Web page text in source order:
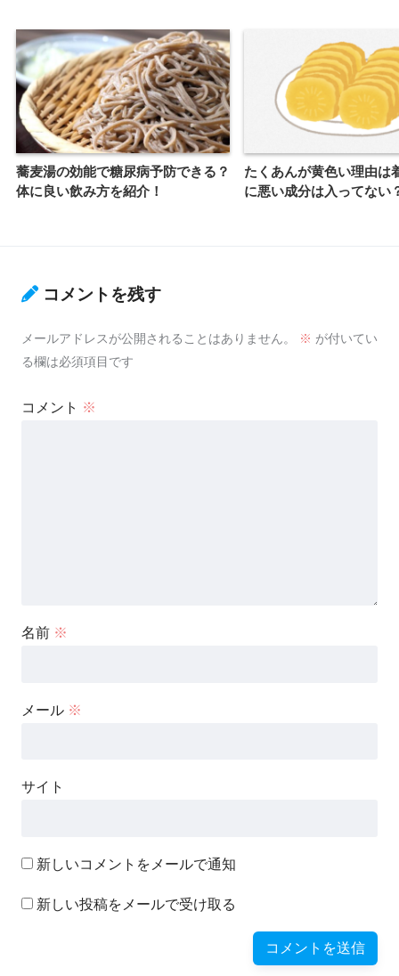
蕎麦湯の効能で糖尿病予防できる？
体に良い飲み方を紹介！
たくあんが黄色い理由は
に悪い成分は入ってない
コメントを残す
メールアドレスが公開されることはありません。 ※ が付いてい
る欄は必須項目です
コメント ※
名前 ※
メール ※
サイト
新しいコメントをメールで通知
新しい投稿をメールで受け取る